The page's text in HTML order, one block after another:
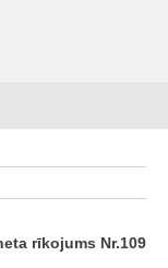
rīkojums Nr.109